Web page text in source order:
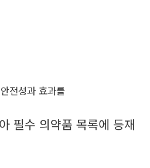
전성과 효과를
필수 의약품 목록에 등재